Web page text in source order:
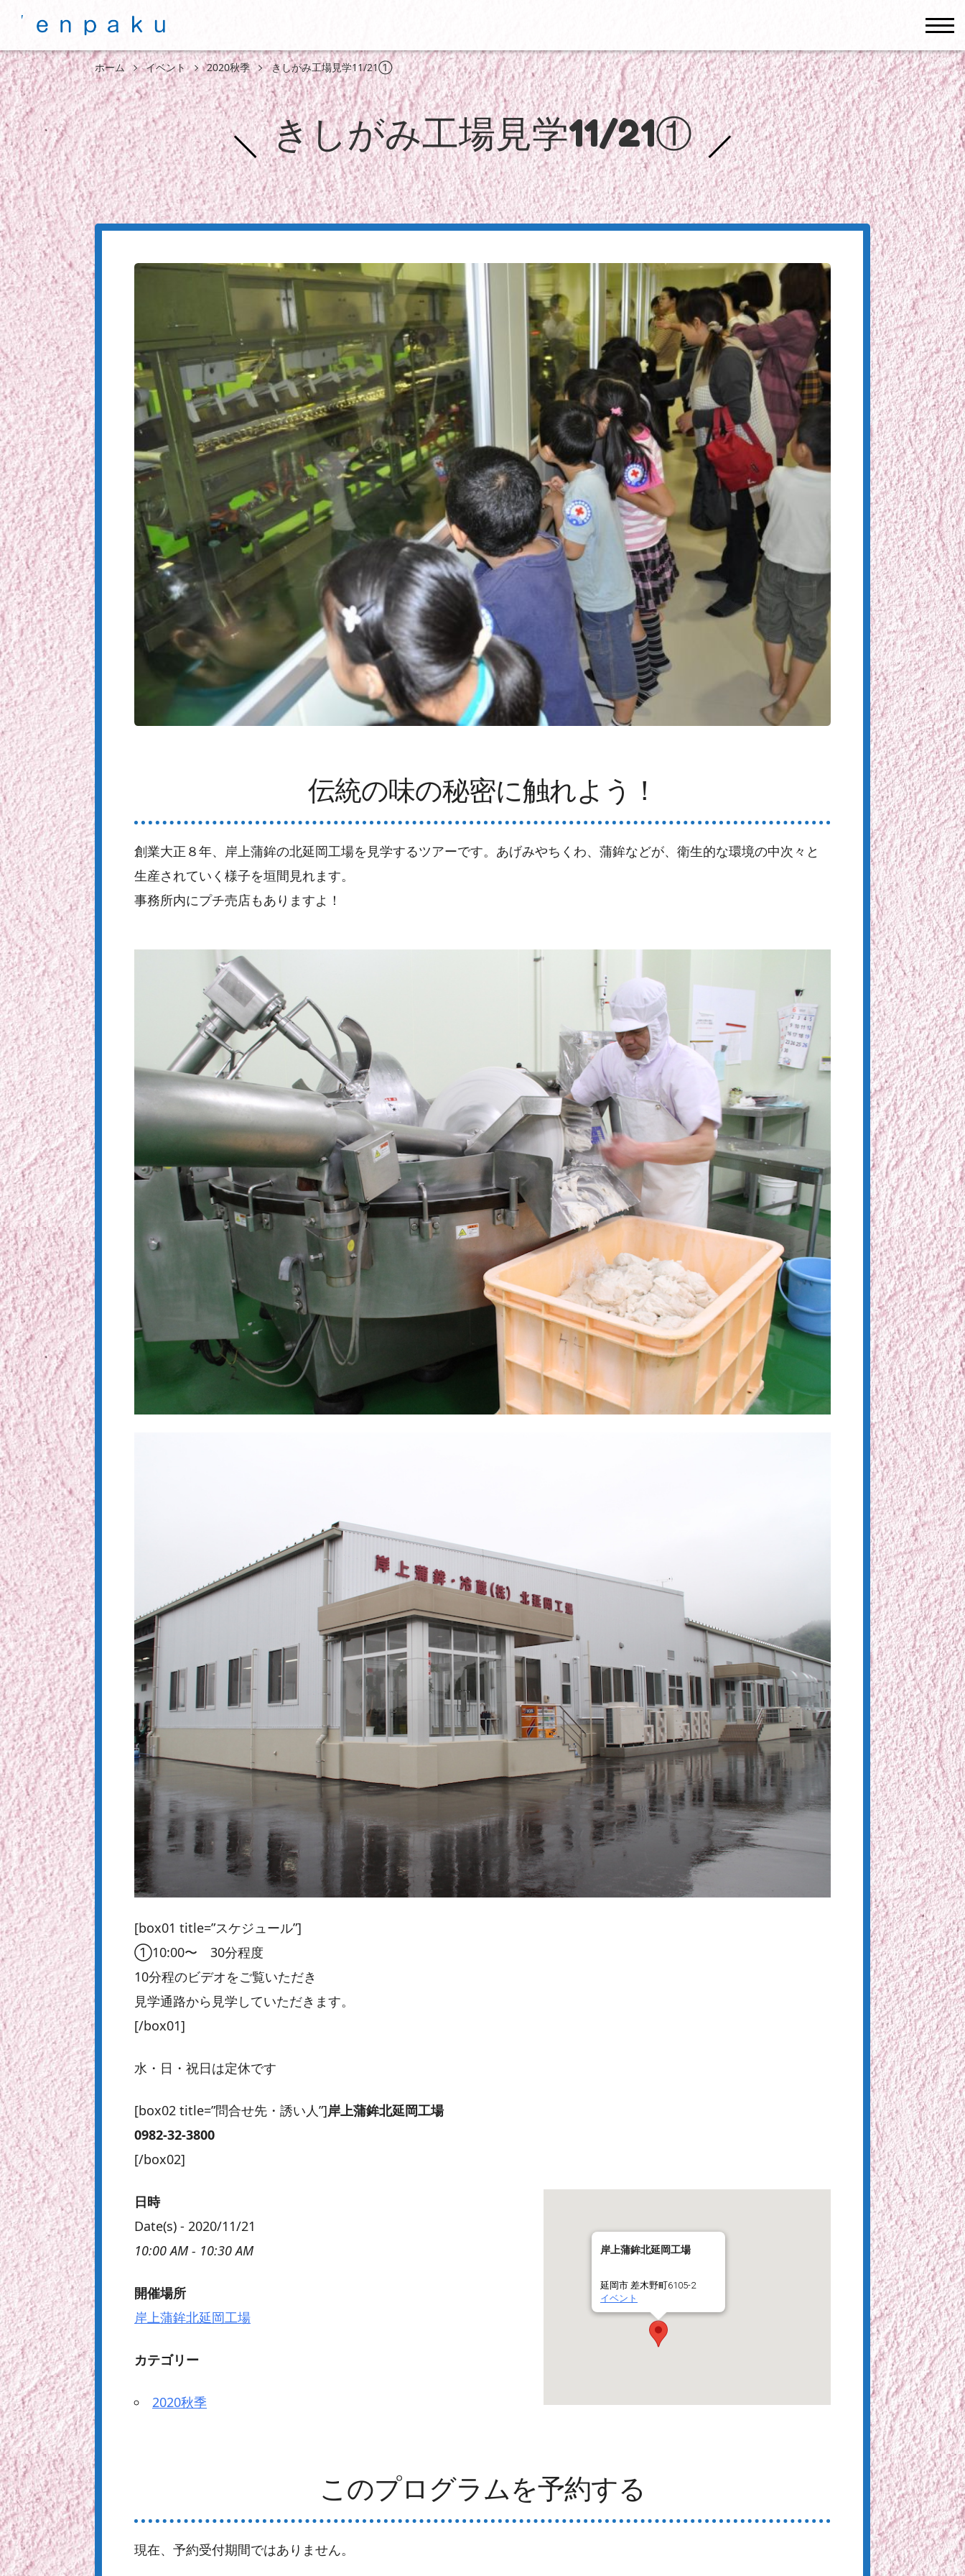
ホーム イベント 2020秋季 きしがみ工場見学11/21①
きしがみ工場見学11/21①
伝統の味の秘密に触れよう！
創業大正８年、岸上蒲鉾の北延岡工場を見学するツアーです。あげみやちくわ、蒲鉾などが、衛生的な環境の中次々と
生産されていく様子を垣間見れます。
事務所内にプチ売店もありますよ！
[box01 title=”スケジュール”]
①10:00〜 30分程度
10分程のビデオをご覧いただき
見学通路から見学していただきます。
[/box01]
水・日・祝日は定休です
[box02 title=”問合せ先・誘い人”]岸上蒲鉾北延岡工場
0982-32-3800
[/box02]
岸上蒲鉾北延岡工場
延岡市 差木野町6105-2
イベント
日時
Date(s) - 2020/11/21
10:00 AM - 10:30 AM
開催場所
岸上蒲鉾北延岡工場
カテゴリー
2020秋季
このプログラムを予約する
現在、予約受付期間ではありません。